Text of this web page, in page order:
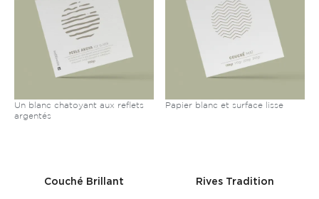
Un blanc chatoyant aux reflets
argentés
Papier blanc et surface lisse
Couché Brillant Rives Tradition